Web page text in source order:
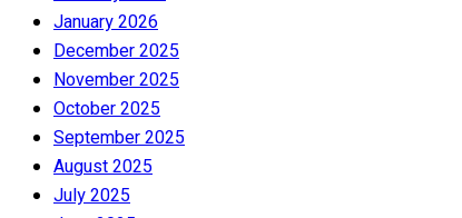
January 2026
December 2025
November 2025
October 2025
September 2025
August 2025
July 2025